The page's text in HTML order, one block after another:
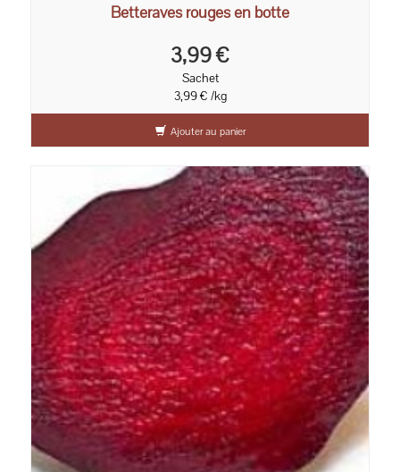
Betteraves rouges en botte
3,99 €
Sachet
3,99 € /kg
Ajouter au panier